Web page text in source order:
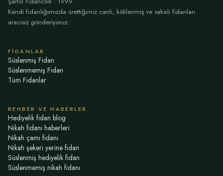
Kendi fidanlığımızda ürettiğimiz canlı, köklenmiş ve saksılı fidanları
aracısız gönderiyoruz.
FIDANLAR
Süslenmiş Fidan
Süslenmemiş Fidan
Tüm Fidanlar
REHBER VE HABERLER
Hediyelik fidan blog
Nikah fidanı haberleri
Nikah çamı fidanı
Nikah şekeri yerine fidan
Süslenmiş hediyelik fidan
Süslenmemiş nikah fidanı